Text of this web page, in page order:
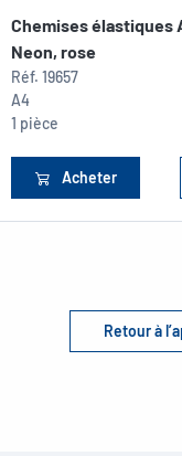
Chemises élastiques
Neon, rose
Réf. 19657
A4
1 pièce
Acheter
Retour à